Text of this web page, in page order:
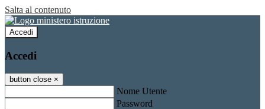
Salta al contenuto
Accedi
Accedi
button close ×
Nome Utente
Password